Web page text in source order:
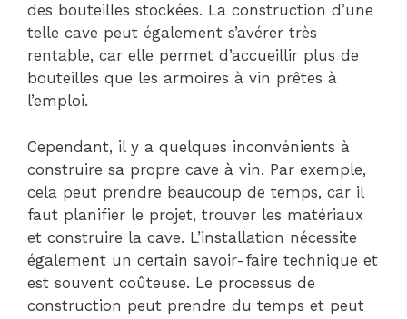
des bouteilles stockées. La construction d’une
telle cave peut également s’avérer très
rentable, car elle permet d’accueillir plus de
bouteilles que les armoires à vin prêtes à
l’emploi.
Cependant, il y a quelques inconvénients à
construire sa propre cave à vin. Par exemple,
cela peut prendre beaucoup de temps, car il
faut planifier le projet, trouver les matériaux
et construire la cave. L’installation nécessite
également un certain savoir-faire technique et
est souvent coûteuse. Le processus de
construction peut prendre du temps et peut